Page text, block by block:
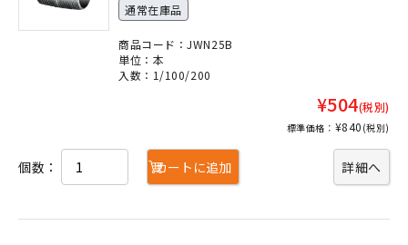
通常在庫品
商品コード：JWN25B
単位：本
入数：1/100/200
¥504(税別)
標準価格： ¥840 (税別)
詳細へ
個数： カートに追加